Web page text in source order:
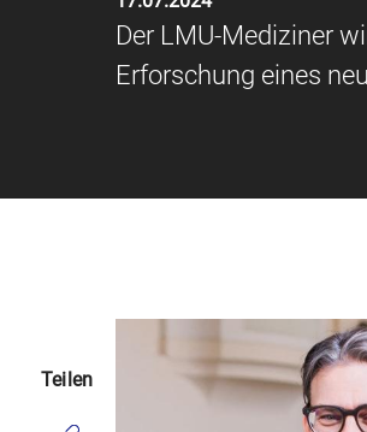
Der LMU-Mediziner
Erforschung eines
Teilen